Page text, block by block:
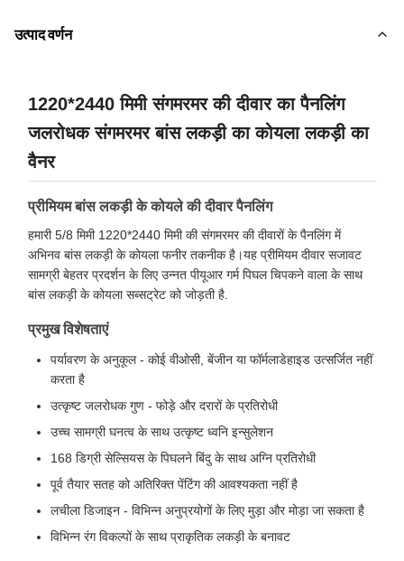
उत्पाद वर्णन
1220*2440 मिमी संगमरमर की दीवार का पैनलिंग
जलरोधक संगमरमर बांस लकड़ी का कोयला लकड़ी का
वैनर
प्रीमियम बांस लकड़ी के कोयले की दीवार पैनलिंग
हमारी 5/8 मिमी 1220*2440 मिमी की संगमरमर की दीवारों के पैनलिंग में
अभिनव बांस लकड़ी के कोयला फनीर तकनीक है।यह प्रीमियम दीवार सजावट
सामग्री बेहतर प्रदर्शन के लिए उन्नत पीयूआर गर्म पिघल चिपकने वाला के साथ
बांस लकड़ी के कोयला सब्सट्रेट को जोड़ती है.
प्रमुख विशेषताएं
पर्यावरण के अनुकूल - कोई वीओसी, बेंजीन या फॉर्मलाडेहाइड उत्सर्जित नहीं
करता है
उत्कृष्ट जलरोधक गुण - फोड़े और दरारों के प्रतिरोधी
उच्च सामग्री घनत्व के साथ उत्कृष्ट ध्वनि इन्सुलेशन
168 डिग्री सेल्सियस के पिघलने बिंदु के साथ अग्नि प्रतिरोधी
पूर्व तैयार सतह को अतिरिक्त पेंटिंग की आवश्यकता नहीं है
लचीला डिजाइन - विभिन्न अनुप्रयोगों के लिए मुड़ा और मोड़ा जा सकता है
विभिन्न रंग विकल्पों के साथ प्राकृतिक लकड़ी के बनावट